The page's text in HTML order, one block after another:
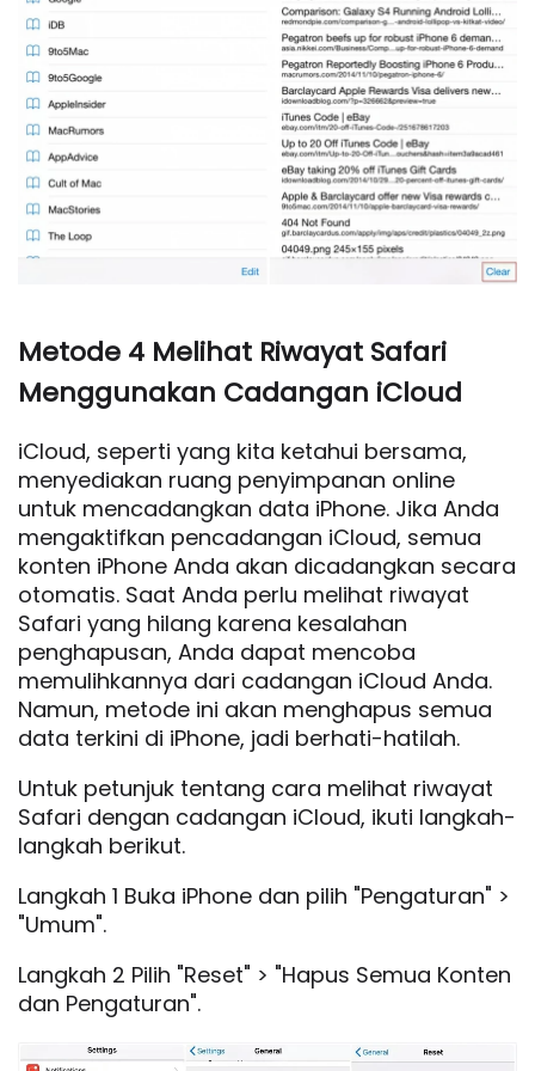
Metode 4 Melihat Riwayat Safari
Menggunakan Cadangan iCloud
iCloud, seperti yang kita ketahui bersama,
menyediakan ruang penyimpanan online
untuk mencadangkan data iPhone. Jika Anda
mengaktifkan pencadangan iCloud, semua
konten iPhone Anda akan dicadangkan secara
otomatis. Saat Anda perlu melihat riwayat
Safari yang hilang karena kesalahan
penghapusan, Anda dapat mencoba
memulihkannya dari cadangan iCloud Anda.
Namun, metode ini akan menghapus semua
data terkini di iPhone, jadi berhati-hatilah.
Untuk petunjuk tentang cara melihat riwayat
Safari dengan cadangan iCloud, ikuti langkah-
langkah berikut.
Langkah 1 Buka iPhone dan pilih "Pengaturan" >
"Umum".
Langkah 2 Pilih "Reset" > "Hapus Semua Konten
dan Pengaturan".